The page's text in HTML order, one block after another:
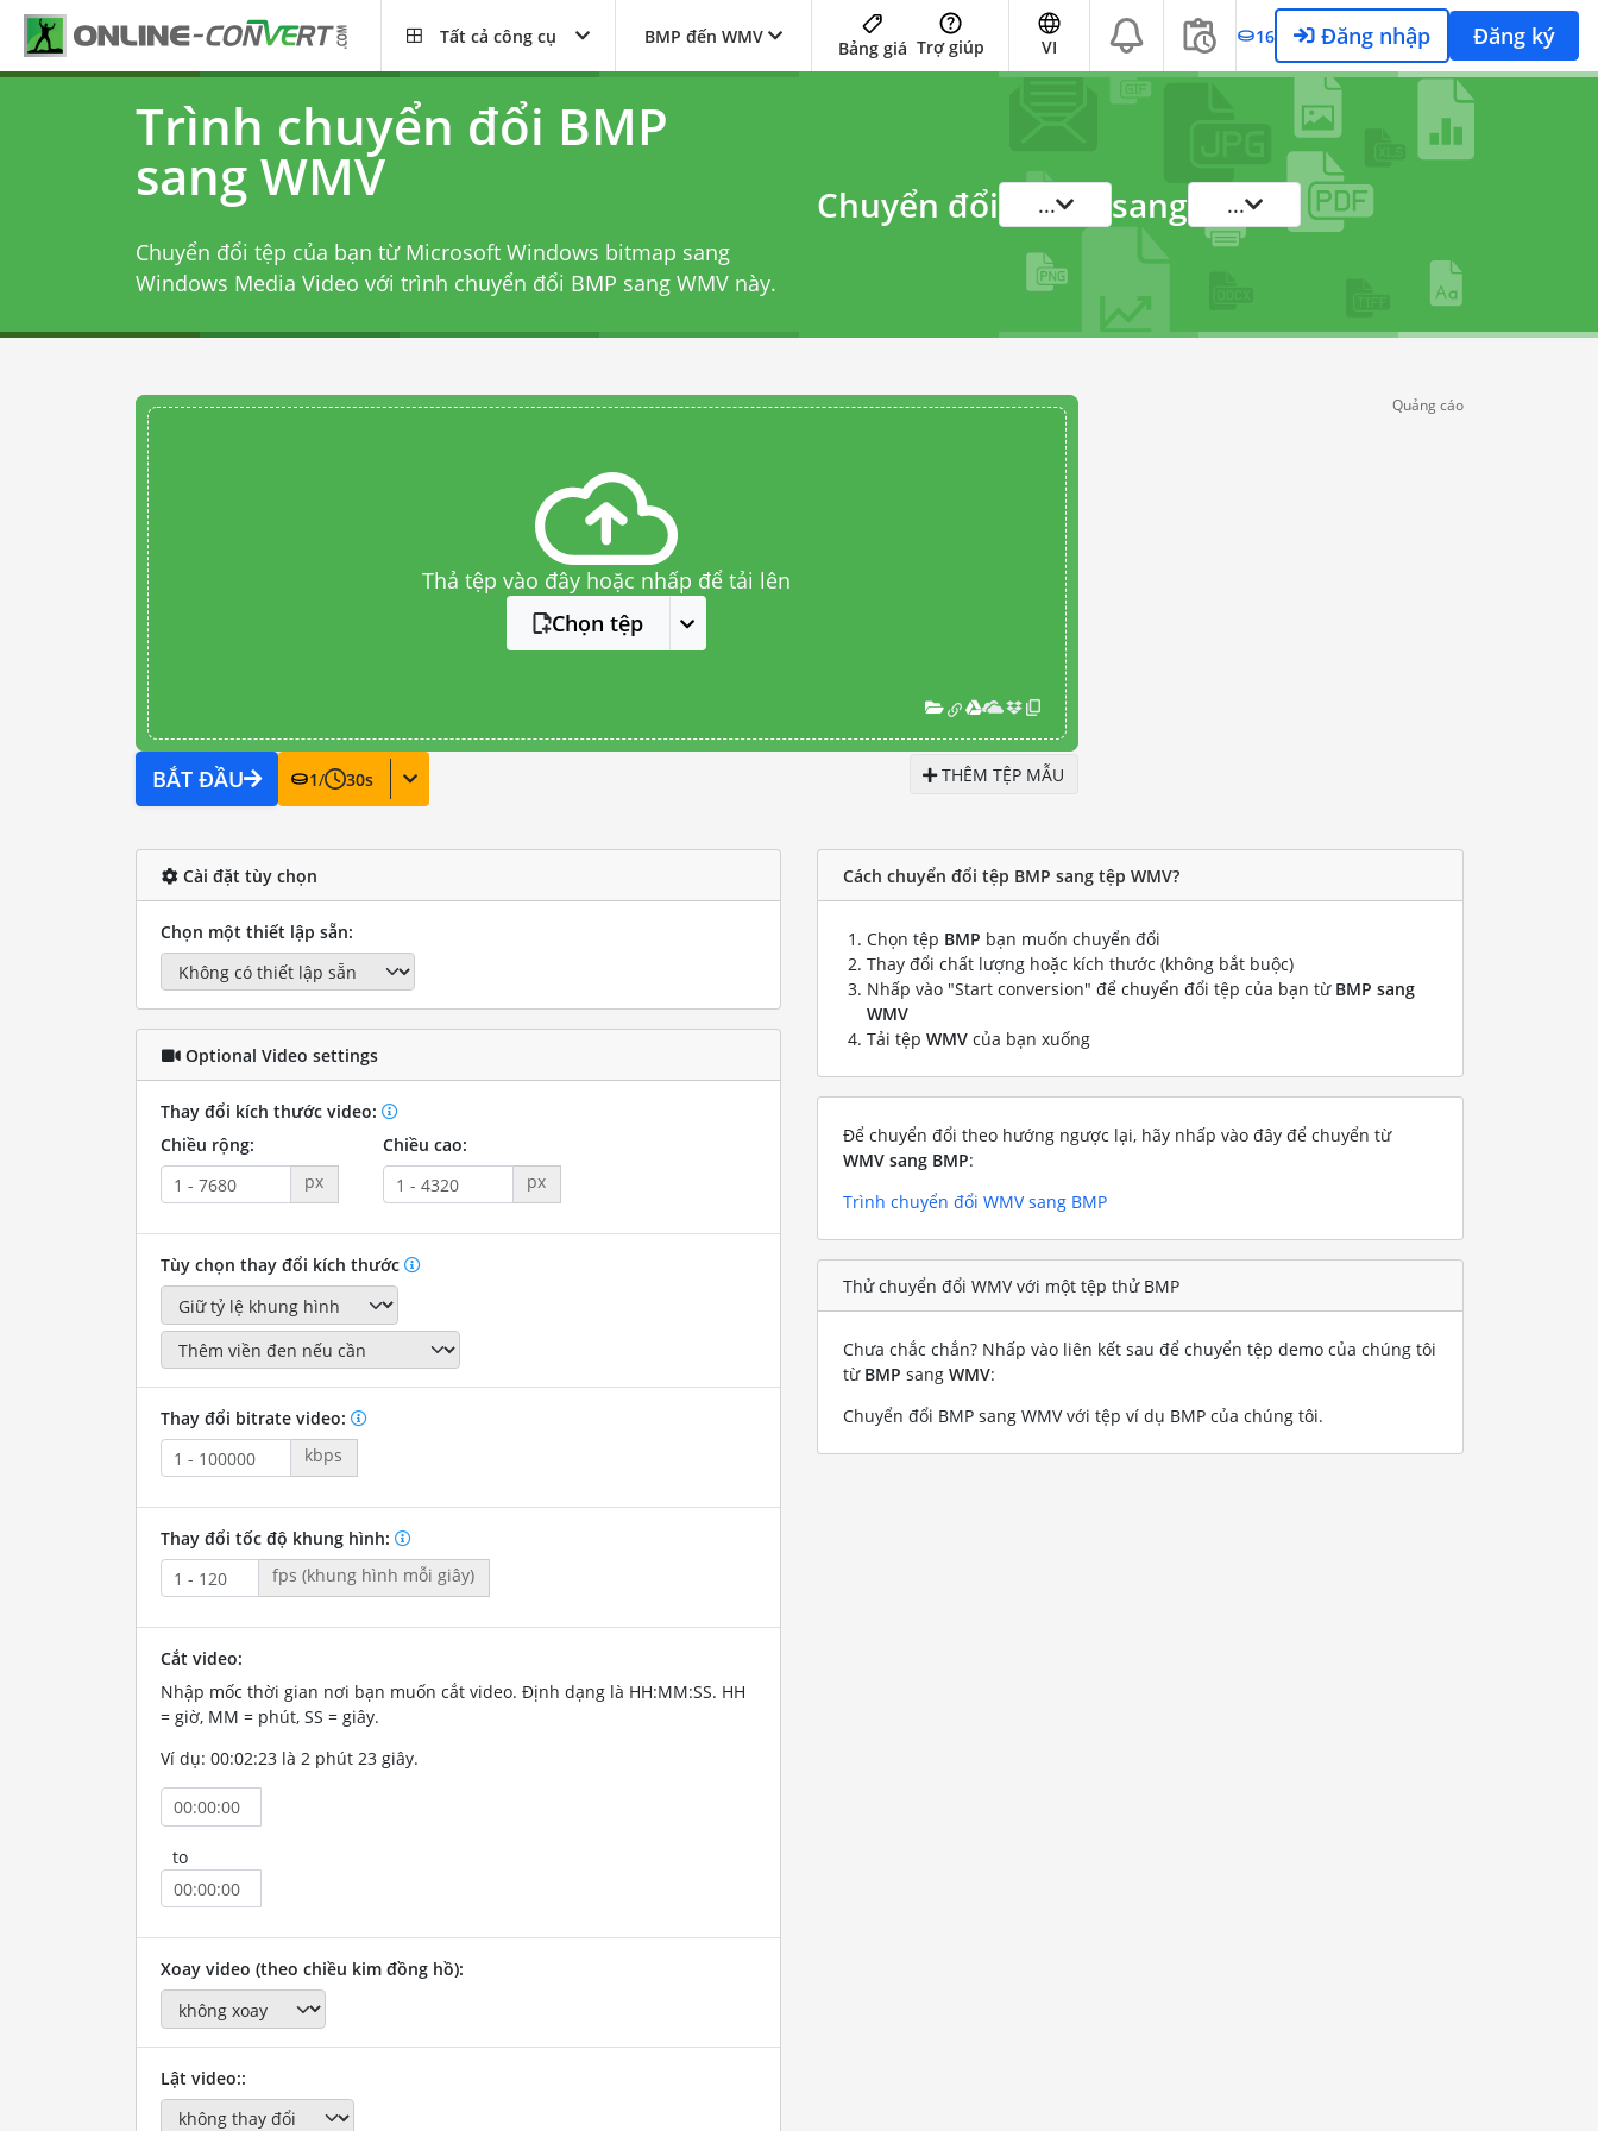
Tất cả công cụ BMP đến WMV
Bảng giá Trợ giúp VI 16 Đăng nhập Đăng ký
Trình chuyển đổi BMP
sang WMV
Chuyển đổi tệp của bạn từ Microsoft Windows bitmap sang
Windows Media Video với trình chuyển đổi BMP sang WMVnày.
Chuyển đổi ... sang ...
Thả tệp vào đây hoặc nhấp để tải lên
Chọn tệp
BẮT ĐẦU 1/ 30s THÊM TỆP MẪU
Quảng cáo
Cài đặt tùy chọn
Chọn một thiết lập sẵn:
Optional Video settings
Thay đổi kích thước video:
Chiều rộng:
px
Chiều cao:
px
Tùy chọn thay đổi kích thước
Thay đổi bitrate video:
kbps
Thay đổi tốc độ khung hình:
fps (khung hình mỗi giây)
Cắt video:
Nhập mốc thời gian nơi bạn muốn cắt video. Định dạng là HH:MM:SS. HH
= giờ, MM = phút, SS = giây.
Ví dụ: 00:02:23 là 2 phút 23 giây.
to
Xoay video (theo chiều kim đồng hồ):
Lật video::
Cách chuyển đổi tệp BMP sang tệp WMV?
Chọn tệp BMP bạn muốn chuyển đổi
Thay đổi chất lượng hoặc kích thước (không bắt buộc)
Nhấp vào "Start conversion" để chuyển đổi tệp của bạn từ BMP sang
WMV
Tải tệp WMV của bạn xuống
Để chuyển đổi theo hướng ngược lại, hãy nhấp vào đây để chuyển từ
WMV sang BMP:
Trình chuyển đổi WMV sang BMP
Thử chuyển đổi WMV với một tệp thử BMP
Chưa chắc chắn? Nhấp vào liên kết sau để chuyển tệp demo của chúng tôi
từ BMP sang WMV:
Chuyển đổi BMP sang WMV với tệp ví dụ BMP của chúng tôi.